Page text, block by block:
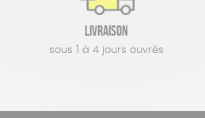
Livraison
sous 1 à 4 jours ouvrés